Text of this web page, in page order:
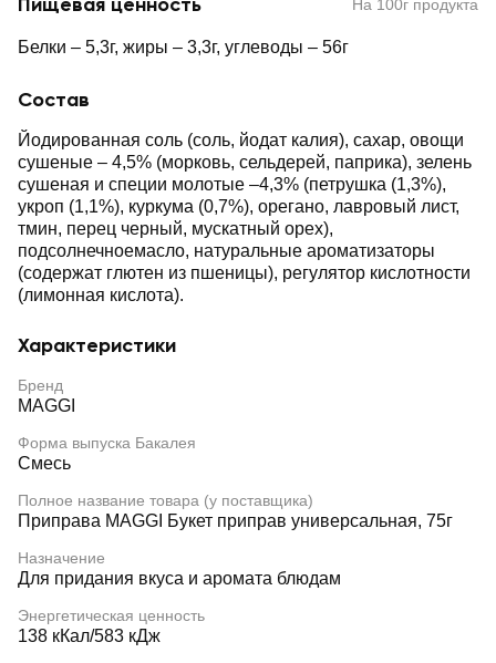
На 100г продукта
Белки – 5,3г, жиры – 3,3г, углеводы – 56г
Состав
Йодированная соль (соль, йодат калия), сахар, овощи
сушеные – 4,5% (морковь, сельдерей, паприка), зелень
сушеная и специи молотые –4,3% (петрушка (1,3%),
укроп (1,1%), куркума (0,7%), орегано, лавровый лист,
тмин, перец черный, мускатный орех),
подсолнечноемасло, натуральные ароматизаторы
(содержат глютен из пшеницы), регулятор кислотности
(лимонная кислота).
Характеристики
Бренд
MAGGI
Форма выпуска Бакалея
Смесь
Полное название товара (у поставщика)
Приправа MAGGI Букет приправ универсальная, 75г
Назначение
Для придания вкуса и аромата блюдам
Энергетическая ценность
138 кКал/583 кДж